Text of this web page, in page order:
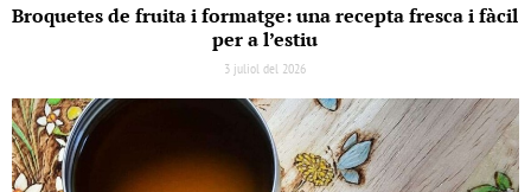
Broquetes de fruita i formatge: una recepta fresca i fàcil
per a l’estiu
3 juliol del 2026